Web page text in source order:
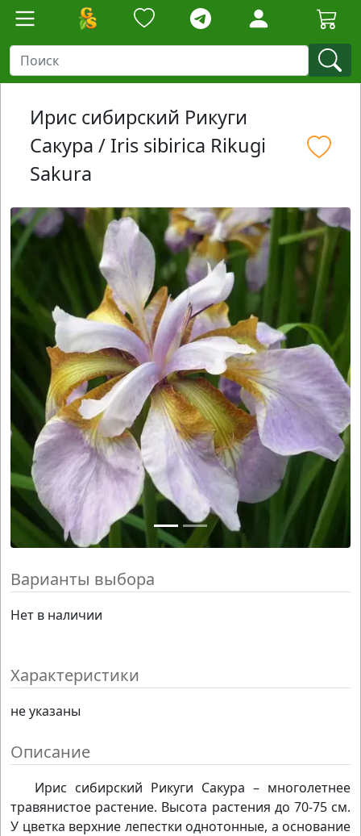
Ирис сибирский Рикуги
Сакура / Iris sibirica Rikugi
Sakura
Варианты выбора
Нет в наличии
Характеристики
не указаны
Описание
Ирис сибирский Рикуги Сакура – многолетнее
травянистое растение. Высота растения до 70-75 cм.
У цветка верхние лепестки однотонные, а основание